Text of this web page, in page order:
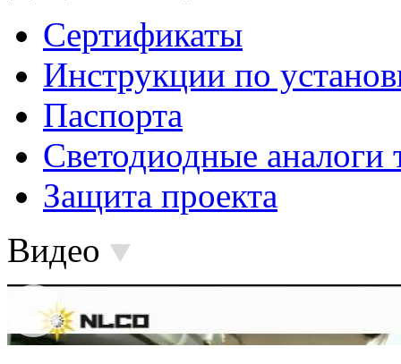
Сертификаты
Инструкции по
Паспорта
Светодиодные аналоги
Защита проекта
Видео